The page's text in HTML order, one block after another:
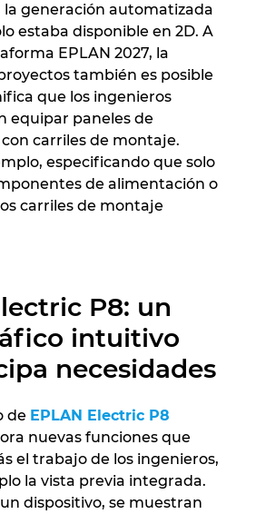
generación automatizada
estaba disponible en 2D. A
EPLAN 2027, la
también es posible
que los ingenieros
equipar paneles de
carriles de montaje.
especificando que solo
de alimentación o
carriles de montaje
P8: un
intuitivo
necesidades
de EPLAN Electric P8
nuevas funciones que
el trabajo de los ingenieros,
la vista previa integrada.
dispositivo, se muestran